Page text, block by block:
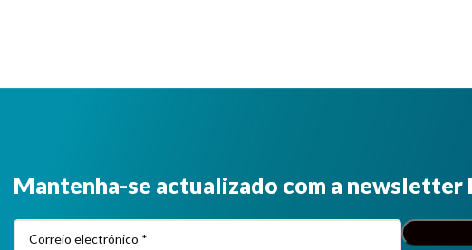
Mantenha-se actualizado com a newsletter